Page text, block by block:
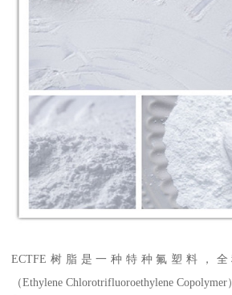
ECTFE树脂是一种特种氟塑料，
（Ethylene Chlorotrifluoroethylene Copolymer